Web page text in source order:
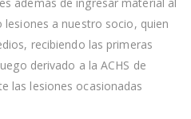
a nuestro socio, quien
recibiendo las primeras
derivado a la ACHS de
las lesiones ocasionadas